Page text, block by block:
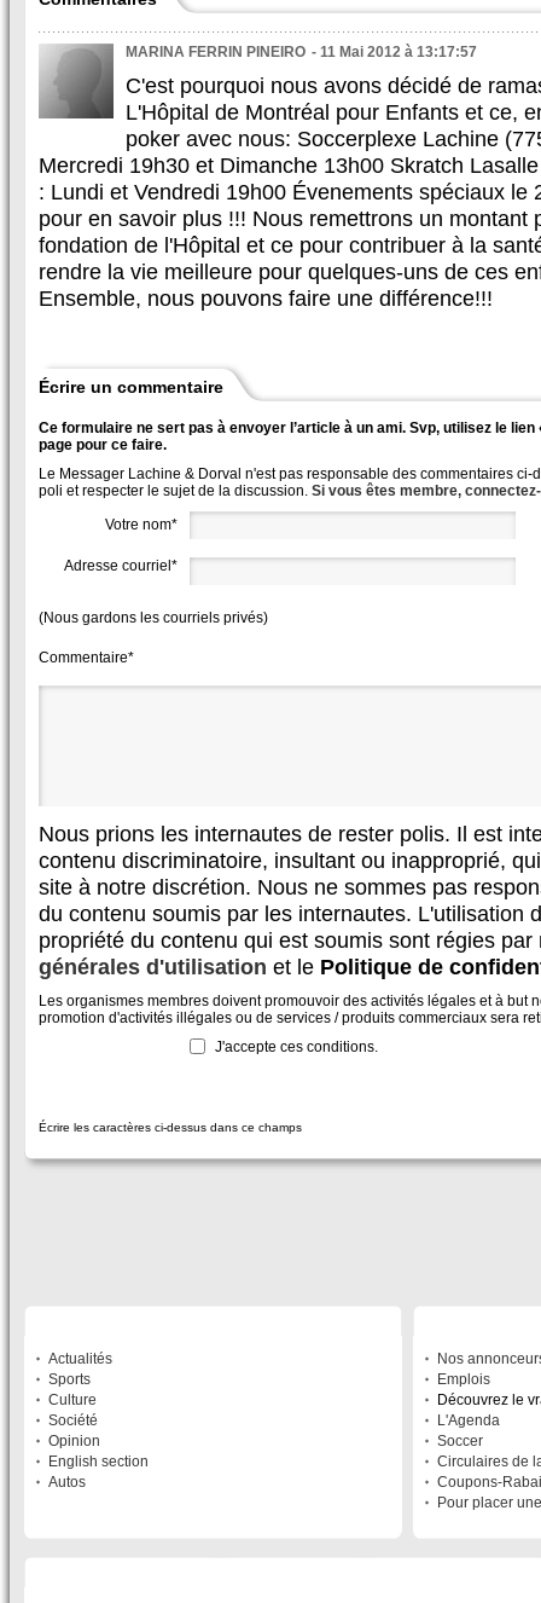
MARINA FERRIN PINEIRO - 11 Mai 2012 à 13:17:57
C'est pourquoi nous avons décidé de
L'Hôpital de Montréal pour Enfants et ce,
poker avec nous: Soccerplexe Lachine
Mercredi 19h30 et Dimanche 13h00 Skratch
: Lundi et Vendredi 19h00 Évenements spéciaux le
pour en savoir plus !!! Nous remettrons un montant
fondation de l'Hôpital et ce pour contribuer à la
rendre la vie meilleure pour quelques-uns de ces
Ensemble, nous pouvons faire une différence!!!
Écrire un commentaire
Ce formulaire ne sert pas à envoyer l’article à un ami. Svp, utilisez le
page pour ce faire.
Le Messager Lachine & Dorval n'est pas responsable des commentaires ci-
poli et respecter le sujet de la discussion. Si vous êtes membre,
Votre nom*
Adresse courriel*
(Nous gardons les courriels privés)
Commentaire*
Nous prions les internautes de rester polis. Il est
contenu discriminatoire, insultant ou inapproprié,
site à notre discrétion. Nous ne sommes pas
du contenu soumis par les internautes. L'utilisation
propriété du contenu qui est soumis sont régies
générales d'utilisation et le Politique de
Les organismes membres doivent promouvoir des activités légales et à but
promotion d'activités illégales ou de services / produits commerciaux sera
J'accepte ces conditions.
Écrire les caractères ci-dessus dans ce champs
Actualités
Sports
Culture
Société
Opinion
English section
Autos
Nos
Emplois
Découvrez le
L'Agenda
Soccer
Circulaires de
Coupons-
Pour placer